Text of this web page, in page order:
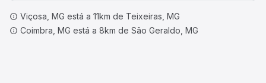
Viçosa, MG está a 11km de Teixeiras, MG
Coimbra, MG está a 8km de São Geraldo, MG